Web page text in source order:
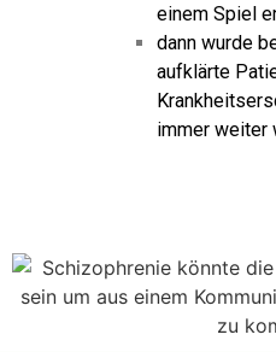
einem Spiel
dann wurde
aufklärte
immer weiter